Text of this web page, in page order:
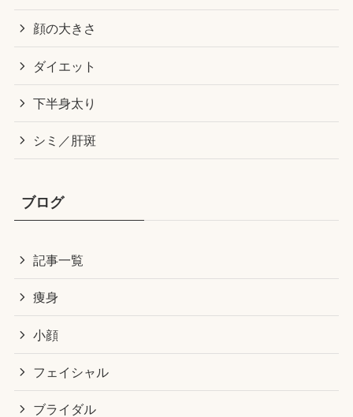
顔の大きさ
ダイエット
下半身太り
シミ／肝斑
ブログ
記事一覧
痩身
小顔
フェイシャル
ブライダル